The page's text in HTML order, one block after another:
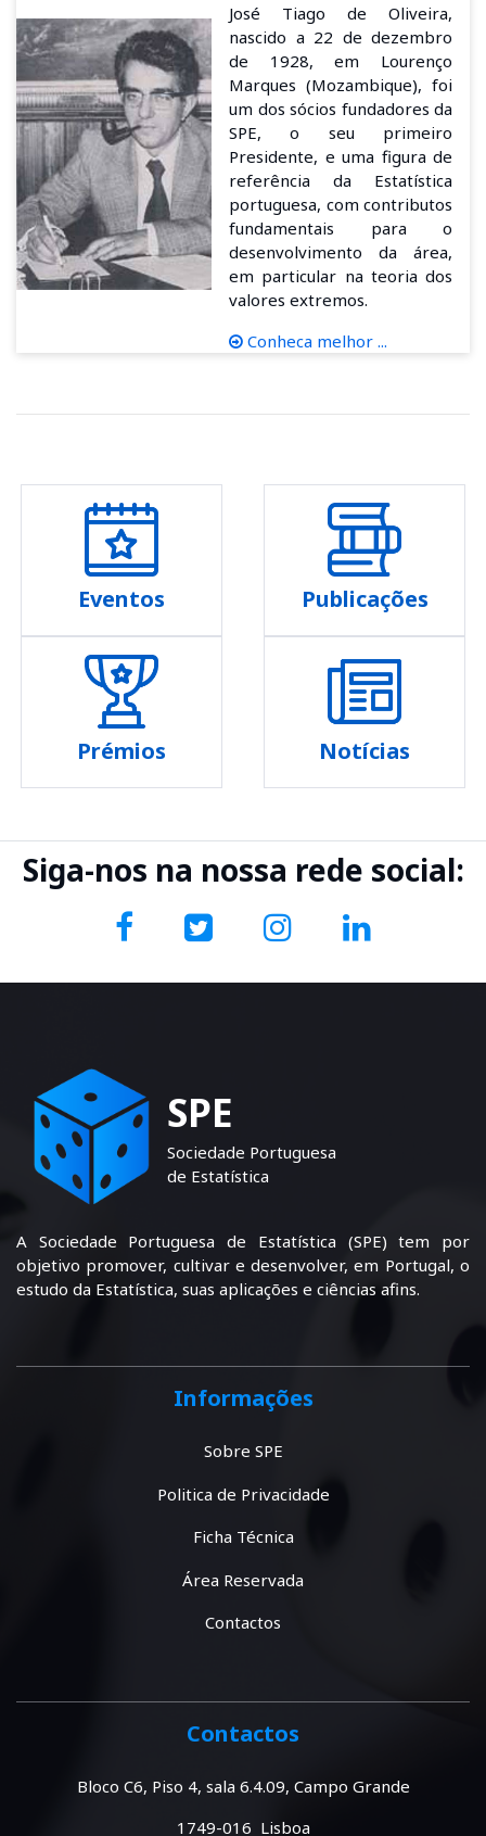
José Tiago de Oliveira,
nascido a 22 de dezembro
de 1928, em Lourenço
Marques (Mozambique), foi
um dos sócios fundadores da
SPE, o seu primeiro
Presidente, e uma figura de
referência da Estatística
portuguesa, com contributos
fundamentais para o
desenvolvimento da área,
em particular na teoria dos
valores extremos.
Conheca melhor ...
Eventos Publicações
Prémios Notícias
Siga-nos na nossa rede social:
SPE
Sociedade Portuguesa
de Estatística
A Sociedade Portuguesa de Estatística (SPE) tem por
objetivo promover, cultivar e desenvolver, em Portugal, o
estudo da Estatística, suas aplicações e ciências afins.
Informações
Sobre SPE
Politica de Privacidade
Ficha Técnica
Área Reservada
Contactos
Contactos
Bloco C6, Piso 4, sala 6.4.09, Campo Grande
1749-016 Lisboa